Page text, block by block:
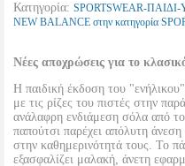
Κατηγορία: SPORTSWEAR-
NEW BALANCE στην κατηγορία
Νέες αποχρώσεις για το
Η παιδική έκδοση του
με τις ρίζες του πιστές στην
ανάλαφρη ενδιάμεση σόλα από
παπούτσι παρέχει απόλυτη
στην καθημερινότητά τους. Το
εξασφαλίζει μαλακή, άνετη